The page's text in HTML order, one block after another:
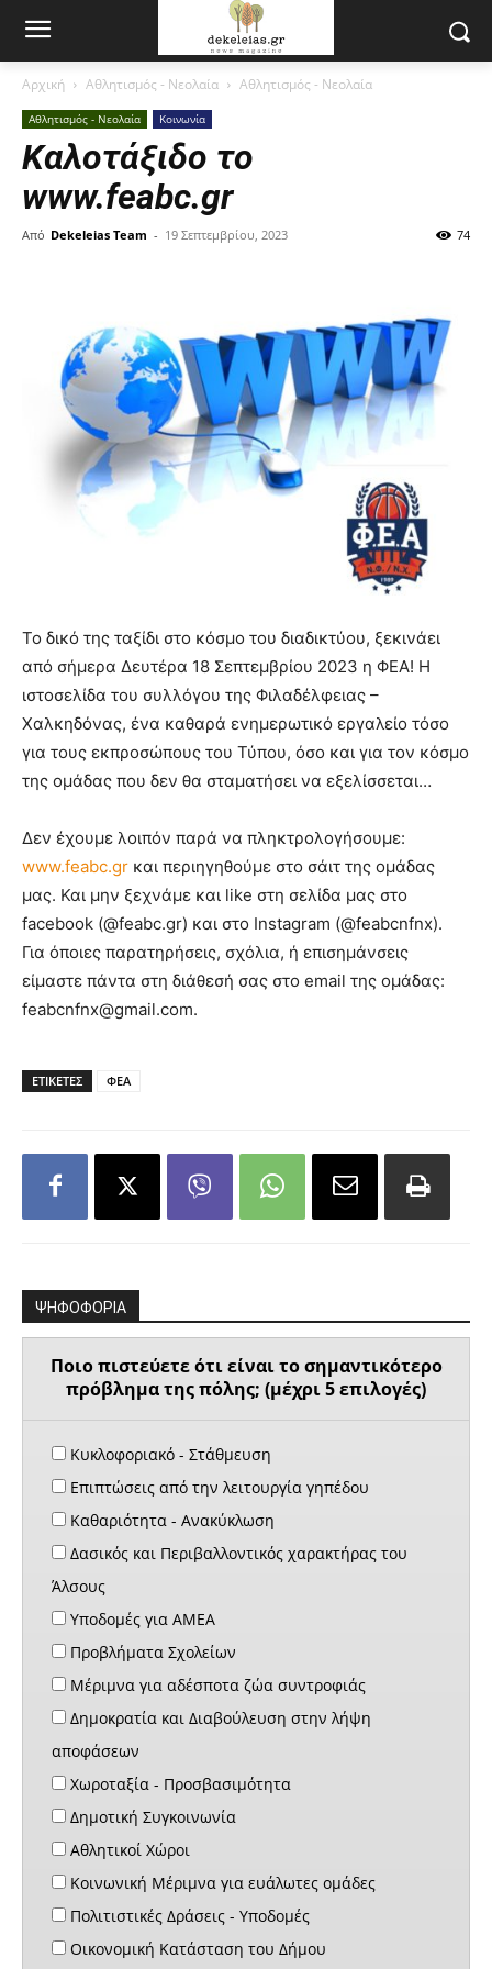
Αρχική Αθλητισμός - Νεολαία Αθλητισμός - Νεολαία
Αθλητισμός - Νεολαία Κοινωνία
Καλοτάξιδο το
www.feabc.gr
Από Dekeleias Team - 19 Σεπτεμβρίου, 2023 74
Το δικό της ταξίδι στο κόσμο του διαδικτύου, ξεκινάει
από σήμερα Δευτέρα 18 Σεπτεμβρίου 2023 η ΦΕΑ! Η
ιστοσελίδα του συλλόγου της Φιλαδέλφειας –
Χαλκηδόνας, ένα καθαρά ενημερωτικό εργαλείο τόσο
για τους εκπροσώπους του Τύπου, όσο και για τον κόσμο
της ομάδας που δεν θα σταματήσει να εξελίσσεται…
Δεν έχουμε λοιπόν παρά να πληκτρολογήσουμε:
www.feabc.gr και περιηγηθούμε στο σάιτ της ομάδας
μας. Και μην ξεχνάμε και like στη σελίδα μας στο
facebook (@feabc.gr) και στο Instagram (@feabcnfnx).
Για όποιες παρατηρήσεις, σχόλια, ή επισημάνσεις
είμαστε πάντα στη διάθεσή σας στο email της ομάδας:
feabcnfnx@gmail.com.
ΕΤΙΚΕΤΕΣ ΦΕΑ
ΨΗΦΟΦΟΡΙΑ
Ποιο πιστεύετε ότι είναι το σημαντικότερο
πρόβλημα της πόλης; (μέχρι 5 επιλογές)
Κυκλοφοριακό - Στάθμευση
Επιπτώσεις από την λειτουργία γηπέδου
Καθαριότητα - Ανακύκλωση
Δασικός και Περιβαλλοντικός χαρακτήρας του
Άλσους
Υποδομές για ΑΜΕΑ
Προβλήματα Σχολείων
Μέριμνα για αδέσποτα ζώα συντροφιάς
Δημοκρατία και Διαβούλευση στην λήψη
αποφάσεων
Χωροταξία - Προσβασιμότητα
Δημοτική Συγκοινωνία
Αθλητικοί Χώροι
Κοινωνική Μέριμνα για ευάλωτες ομάδες
Πολιτιστικές Δράσεις - Υποδομές
Οικονομική Κατάσταση του Δήμου